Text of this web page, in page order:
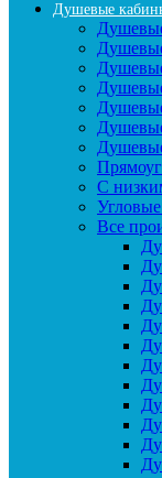
Душевые
С
Все